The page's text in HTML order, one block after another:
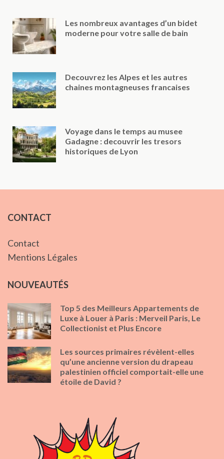
Les nombreux avantages d’un bidet
moderne pour votre salle de bain
Decouvrez les Alpes et les autres
chaines montagneuses francaises
Voyage dans le temps au musee
Gadagne : decouvrir les tresors
historiques de Lyon
CONTACT
Contact
Mentions Légales
NOUVEAUTÉS
Top 5 des Meilleurs Appartements de
Luxe à Louer à Paris : Merveil Paris, Le
Collectionist et Plus Encore
Les sources primaires révèlent-elles
qu’une ancienne version du drapeau
palestinien officiel comportait-elle une
étoile de David ?